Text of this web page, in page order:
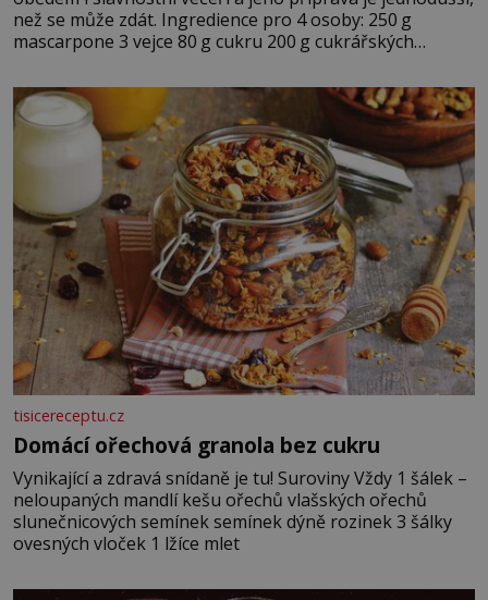
než se může zdát. Ingredience pro 4 osoby: 250 g
mascarpone 3 vejce 80 g cukru 200 g cukrářských
posypání Postup: Oddělte žloutky od bílků. Žloutky
vyšlehejte s cukrem do světlé pěny a postupně do nich
vmíchejte mascarpone, aby vznikl hladký
tisicereceptu.cz
Domácí ořechová granola bez cukru
Vynikající a zdravá snídaně je tu! Suroviny Vždy 1 šálek –
neloupaných mandlí kešu ořechů vlašských ořechů
slunečnicových semínek semínek dýně rozinek 3 šálky
ovesných vloček 1 lžíce mlet